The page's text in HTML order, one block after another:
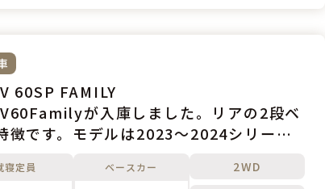
60SP FAMILY
が入庫しました。リアの2段ベ
徴です。モデルは2023～2024シリーズ
寝定員 ベースカー
2WD